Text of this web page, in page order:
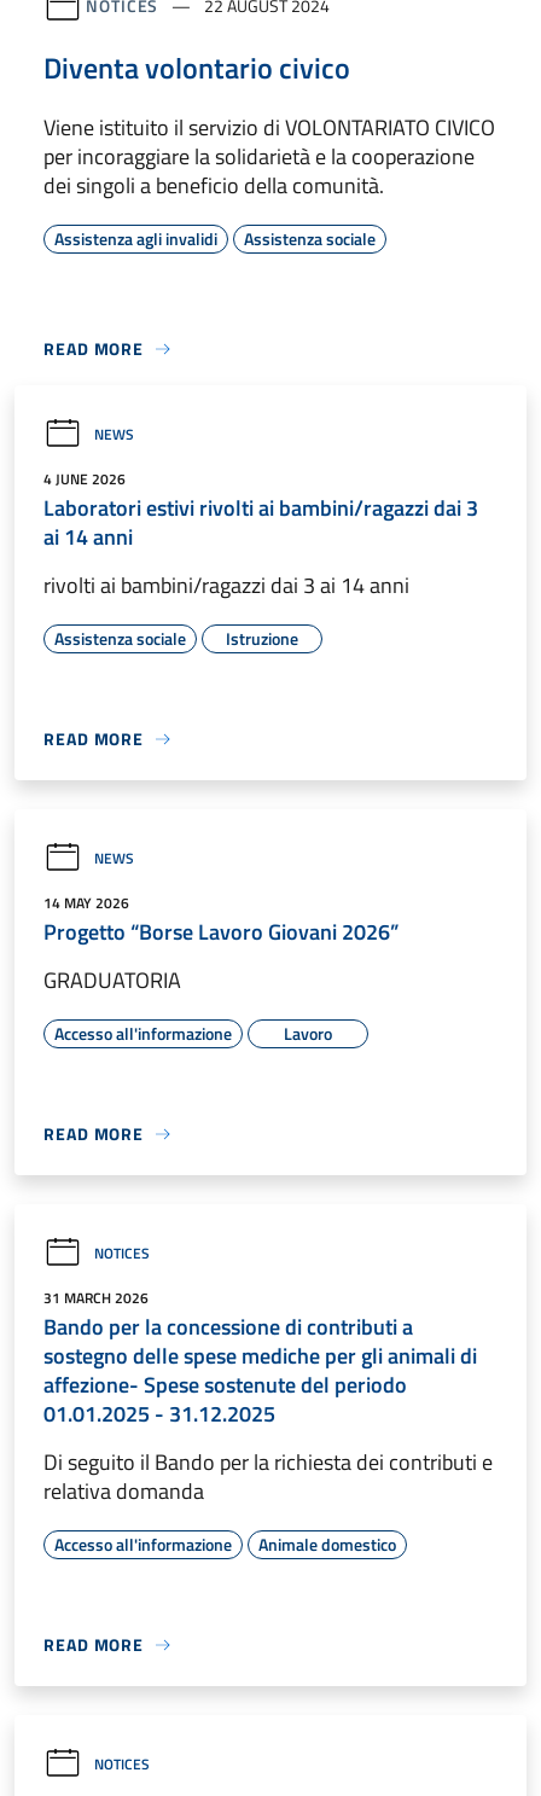
Diventa volontario civico
Viene istituito il servizio di VOLONTARIATO CIVICO
per incoraggiare la solidarietà e la cooperazione
dei singoli a beneficio della comunità.
Assistenza agli invalidi Assistenza sociale
READ MORE
NEWS
4 JUNE 2026
Laboratori estivi rivolti ai bambini/ragazzi dai 3
ai 14 anni
rivolti ai bambini/ragazzi dai 3 ai 14 anni
Assistenza sociale Istruzione
READ MORE
NEWS
14 MAY 2026
Progetto “Borse Lavoro Giovani 2026”
GRADUATORIA
Accesso all'informazione Lavoro
READ MORE
NOTICES
31 MARCH 2026
Bando per la concessione di contributi a
sostegno delle spese mediche per gli animali di
affezione- Spese sostenute del periodo
01.01.2025 - 31.12.2025
Di seguito il Bando per la richiesta dei contributi e
relativa domanda
Accesso all'informazione Animale domestico
READ MORE
NOTICES